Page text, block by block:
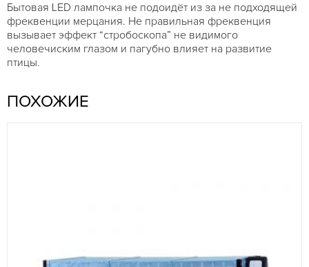
Бытовая LED лампочка не подоидёт из за не подходящей
фреквенции мерцания. Не правильная фреквенция
вызывает эффект “стробоскопа” не видимого
человечиским глазом и пагубно влияет на развитие
птицы.
ПОХОЖИЕ